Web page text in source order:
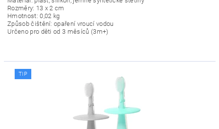
Rozměry: 13 x 2 cm
Hmotnost: 0,02 kg
Způsob čištění: opaření vroucí vodou
Určeno pro děti od 3 měsíců (3m+)
TIP